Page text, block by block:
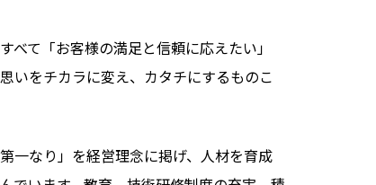
て「お客様の満足と信頼に応えたい」
いをチカラに変え、カタチにするものこ
一なり」を経営理念に掲げ、人材を育成